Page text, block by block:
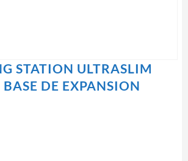
STATION ULTRASLIM
DE EXPANSION